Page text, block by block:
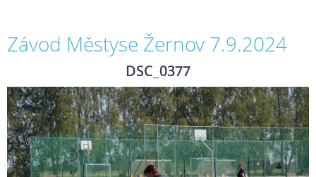
Závod Městyse Žernov 7.9.2024
DSC_0377